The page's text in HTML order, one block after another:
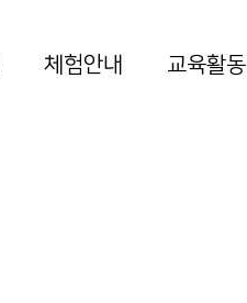
체험안내 교육활동